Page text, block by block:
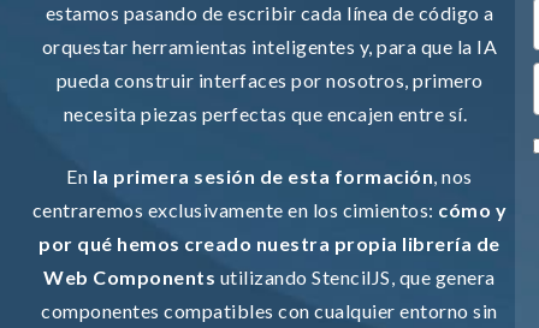
estamos pasando de escribir cada línea de código a
orquestar herramientas inteligentes y, para que la IA
pueda construir interfaces por nosotros, primero
necesita piezas perfectas que encajen entre sí.
En la primera sesión de esta formación, nos
centraremos exclusivamente en los cimientos: cómo y
por qué hemos creado nuestra propia librería de
Web Components utilizando StencilJS, que genera
componentes compatibles con cualquier entorno sin
Estas cookies no son
necesarias para que
correctamente.
_ga |